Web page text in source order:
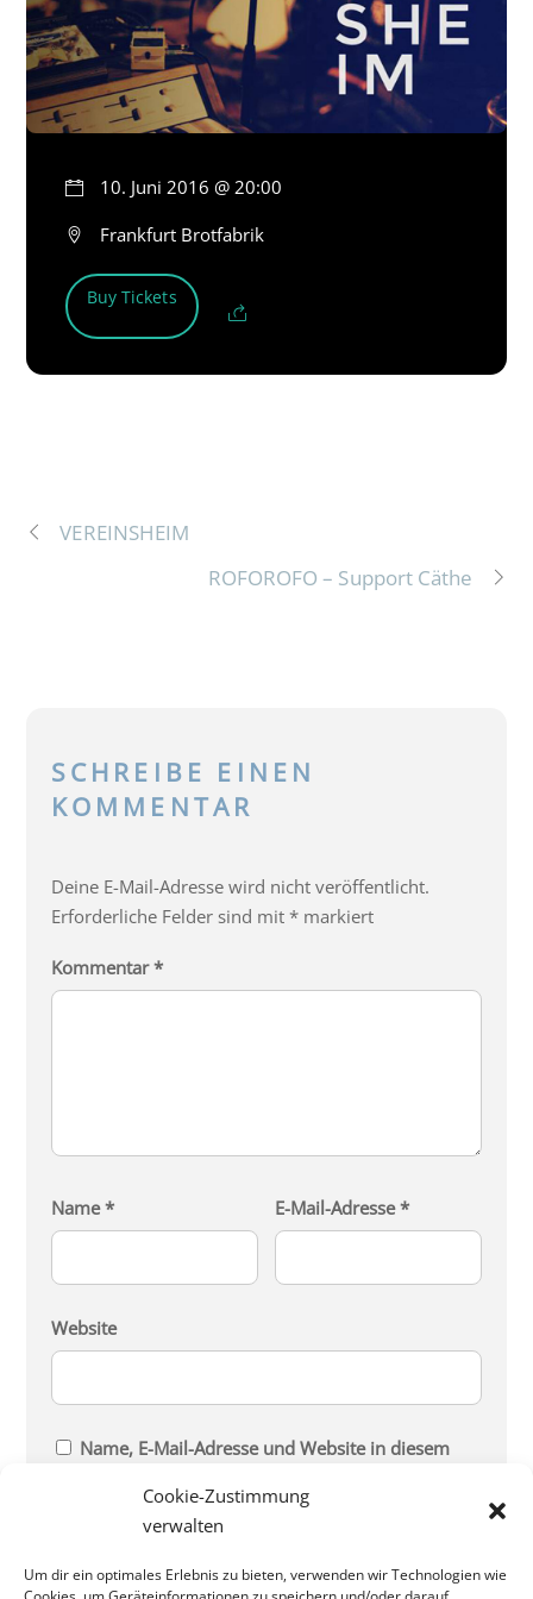
Cookie-Zustimmung
verwalten
Um dir ein optimales Erlebnis zu bieten, verwenden wir Technologien wie
10. Juni 2016 @ 20:00
Frankfurt Brotfabrik
Buy Tickets
VEREINSHEIM
ROFOROFO – Support Cäthe
SCHREIBE EINEN
KOMMENTAR
Deine E-Mail-Adresse wird nicht veröffentlicht.
Erforderliche Felder sind mit *markiert
Kommentar*
Name* E-Mail-Adresse*
Website
Name, E-Mail-Adresse und Website in diesem